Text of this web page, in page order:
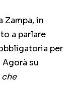
Zampa, in
a parlare
per
su